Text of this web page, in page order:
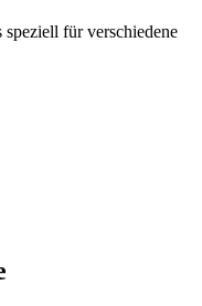
für verschiedene